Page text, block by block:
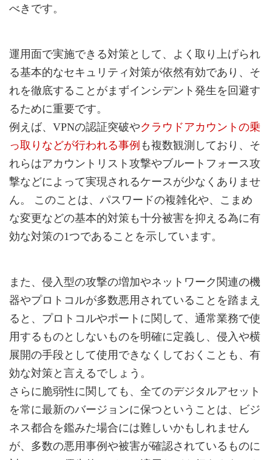
べきです。
運用面で実施できる対策として、よく取り上げられ
る基本的なセキュリティ対策が依然有効であり、そ
れを徹底することがまずインシデント発生を回避す
るために重要です。
例えば、VPNの認証突破やクラウドアカウントの乗
っ取りなどが行われる事例 も複数観測しており、そ
れらはアカウントリスト攻撃やブルートフォース攻
撃などによって実現されるケースが少なくありませ
ん。 このことは、パスワードの複雑化や、こまめ
な変更などの基本的対策も十分被害を抑える為に有
効な対策の1つであることを示しています。
また、侵入型の攻撃の増加やネットワーク関連の機
器やプロトコルが多数悪用されていることを踏まえ
ると、プロトコルやポートに関して、通常業務で使
用するものとしないものを明確に定義し、侵入や横
展開の手段として使用できなくしておくことも、有
効な対策と言えるでしょう。
さらに脆弱性に関しても、全てのデジタルアセット
を常に最新のバージョンに保つということは、ビジ
ネス都合を鑑みた場合には難しいかもしれません
が、多数の悪用事例や被害が確認されているものに